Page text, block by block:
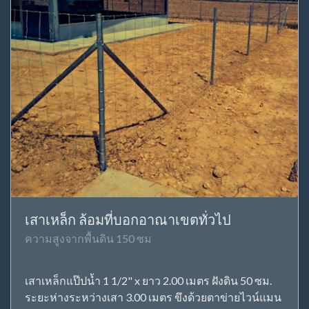
เสาเหล็ก ล้อมที่บอกอาณาเขตทั่วไป
ความสูงจากพื้นดิน 150 ซม
เสาเหล็กแป๊ปน้ำ 1 1/2" x ยาว 2.00 เมตร ฝังดิน 50 ซม.
ระยะห่างระหว่างเสา 3.00 เมตร ขึงด้วยตาข่ายไวน์แมน